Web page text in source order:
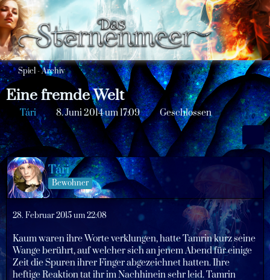
Spiel - Archiv
Eine fremde Welt
Tári 8. Juni 2014 um 17:09 Geschlossen
Tári
Bewohner
28. Februar 2015 um 22:08
Kaum waren ihre Worte verklungen, hatte Tamrin kurz seine
Wange berührt, auf welcher sich an jenem Abend für einige
Zeit die Spuren ihrer Finger abgezeichnet hatten. Ihre
heftige Reaktion tat ihr im Nachhinein sehr leid. Tamrin